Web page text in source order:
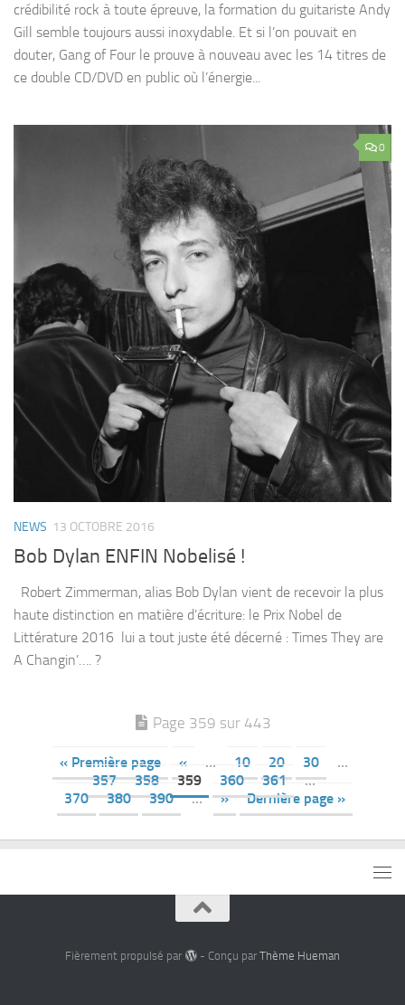
crédibilité rock à toute épreuve, la formation du guitariste Andy
Gill semble toujours aussi inoxydable. Et si l’on pouvait en
douter, Gang of Four le prouve à nouveau avec les 14 titres de
ce double CD/DVD en public où l’énergie...
0
NEWS 13 OCTOBRE 2016
Bob Dylan ENFIN Nobelisé !
Robert Zimmerman, alias Bob Dylan vient de recevoir la plus
haute distinction en matière d’écriture: le Prix Nobel de
Littérature 2016 lui a tout juste été décerné : Times They are
A Changin’…. ?
Page 359 sur 443
« Première page « … 10 20 30
…
357
358 359 360 361
…
370
380 390 … » Dernière page »
Fièrement propulsé par - Conçu par Thème Hueman